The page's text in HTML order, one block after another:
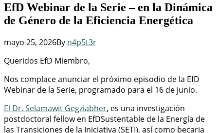
EfD Webinar de la Serie – en la Dinámica
de Género de la Eficiencia Energética
mayo 25, 2026By n4p5t3r
Queridos EfD Miembro,
Nos complace anunciar el próximo episodio de la EfD
Webinar de la Serie, programado para el 16 de junio.
El Dr. Selamawit Gegziabher, es una investigación
postdoctoral fellow en EfDSustentable de la Energía de
las Transiciones de la Iniciativa (SETI), así como becaria